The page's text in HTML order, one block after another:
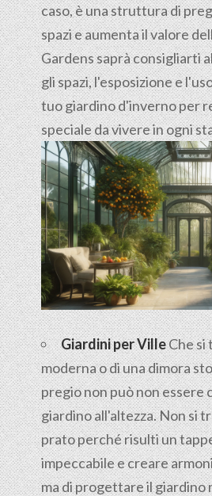
caso, è una struttura di
spazi e aumenta il valore
Gardens saprà consigliarti
gli spazi, l'esposizione e
tuo giardino d'inverno per
speciale da vivere in ogni
Giardini per VilleChe si
moderna o di una dimora
pregio non può non essere
giardino all'altezza. Non si
prato perché risulti un
impeccabile e creare
ma di progettare il giardino